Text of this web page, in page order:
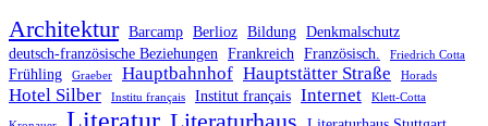
Architektur Barcamp Berlioz Bildung Denkmalschutz
deutsch-französische Beziehungen Frankreich Französisch. Friedrich Cotta
Frühling Graeber Hauptbahnhof Hauptstätter Straße Horads
Hotel Silber Institu français Institut français Internet Klett-Cotta